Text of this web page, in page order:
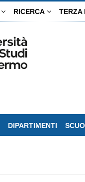
RICERCA TERZA
DIPARTIMENTI